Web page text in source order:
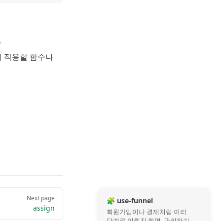
적용할 함수나
Next page
assign
🧩 use-funnel
회원가입이나 결제처럼 여러